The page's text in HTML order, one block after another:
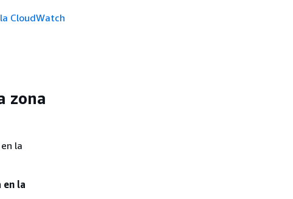
CloudWatch
zona
la
en la